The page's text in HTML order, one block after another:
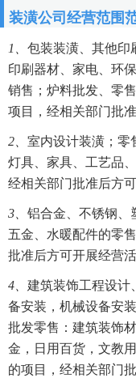
装潢公司经营范围
1、 包装装潢、其他印
印刷器材、家电、环
销售；炉料批发、零
项目，经相关部门批
2、 室内设计装潢；零
灯具、家具、工艺品
经相关部门批准后方
3、 铝合金、不锈钢、
五金、水暖配件的零
批准后方可开展经营活
4、 建筑装饰工程设计
备安装，机械设备安
批发零售：建筑装饰
金，日用百货，文教
的项目，经相关部门